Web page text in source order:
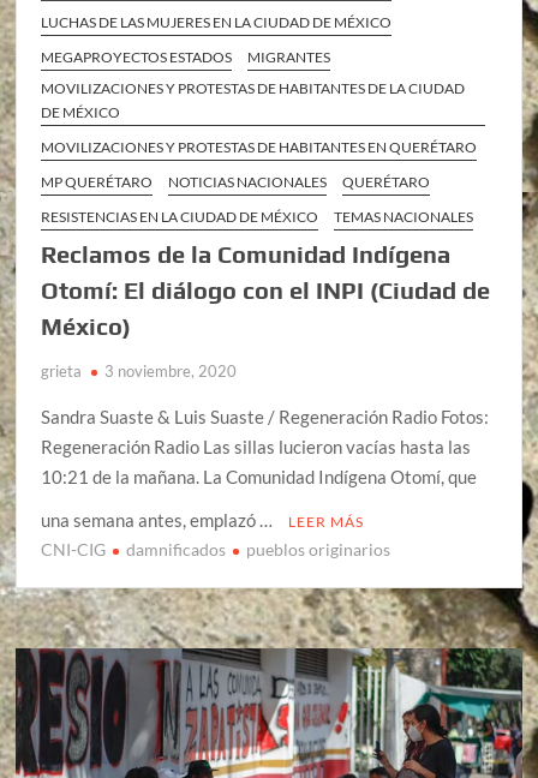
LUCHAS DE LAS MUJERES EN LA CIUDAD DE MÉXICO
MEGAPROYECTOS ESTADOS
MIGRANTES
MOVILIZACIONES Y PROTESTAS DE HABITANTES DE LA CIUDAD
DE MÉXICO
MOVILIZACIONES Y PROTESTAS DE HABITANTES EN QUERÉTARO
MP QUERÉTARO
NOTICIAS NACIONALES
QUERÉTARO
RESISTENCIAS EN LA CIUDAD DE MÉXICO
TEMAS NACIONALES
Reclamos de la Comunidad Indígena
Otomí: El diálogo con el INPI (Ciudad de
México)
grieta 3 noviembre, 2020
Sandra Suaste & Luis Suaste / Regeneración Radio Fotos:
Regeneración Radio Las sillas lucieron vacías hasta las
10:21 de la mañana. La Comunidad Indígena Otomí, que
una semana antes, emplazó …
LEER MÁS
CNI-CIG damnificados pueblos originarios